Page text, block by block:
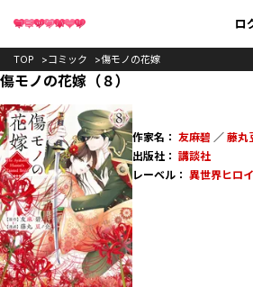
ロ
TOP コミック 傷モノの花嫁
傷モノの花嫁（８）
作家名： 友麻碧 ／ 藤丸
出版社： 講談社
レーベル： 異世界ヒロ